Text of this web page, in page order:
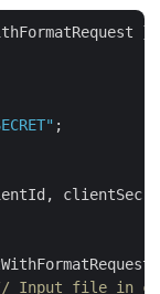
;
Input file in